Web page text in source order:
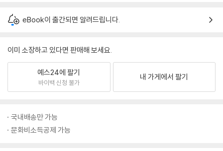
eBook이 출간되면 알려드립니다.
이미 소장하고 있다면 판매해 보세요.
예스24에 팔기
바이백 신청 불가
내 가게에서 팔기
국내배송만 가능
문화비소득공제 가능